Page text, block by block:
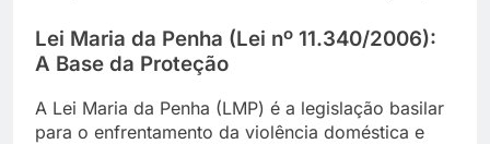
Lei Maria da Penha (Lei nº 11.340/2006):
A Base da Proteção
A Lei Maria da Penha (LMP) é a legislação basilar
para o enfrentamento da violência doméstica e